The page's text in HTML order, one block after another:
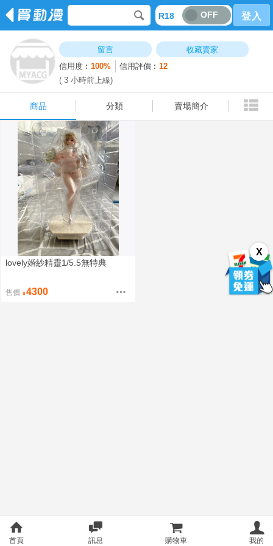
R18 OFF 登入
留言
收藏賣家
信用度︰100% 信用評價︰12
( 3 小時前上線)
商品 分類 賣場簡介
X
lovely婚紗精靈1/5.5無特典
售價 4300
商品 分類 賣場簡介
首頁 訊息 購物車 我的